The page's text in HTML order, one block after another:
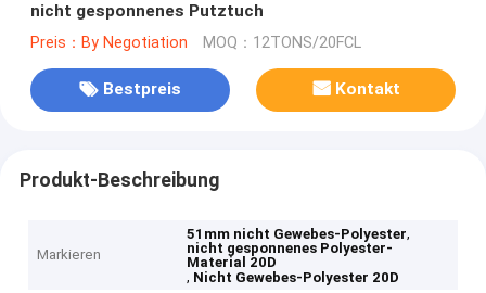
nicht gesponnenes Putztuch
Preis：By Negotiation MOQ：12TONS/20FCL
Bestpreis Kontakt
Produkt-Beschreibung
Markieren
51mm nicht Gewebes-Polyester,
nicht gesponnenes Polyester-
Material 20D
, Nicht Gewebes-Polyester 20D